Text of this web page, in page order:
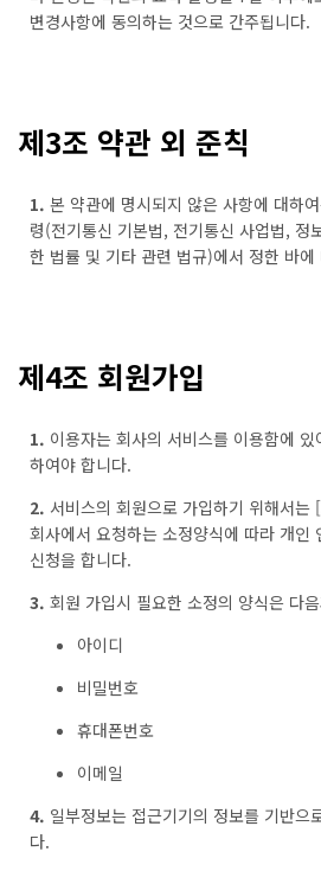
변경사항에 동의하는 것으로 간주됩니다.
제3조 약관 외 준칙
1. 본 약관에 명시되지 않은 사항에 대하
령(전기통신 기본법, 전기통신 사업법, 정
한 법률 및 기타 관련 법규)에서 정한 바에
제4조 회원가입
1. 이용자는 회사의 서비스를 이용함에
하여야 합니다.
2. 서비스의 회원으로 가입하기 위해서는
회사에서 요청하는 소정양식에 따라 개인
신청을 합니다.
3. 회원 가입시 필요한 소정의 양식은 다
아이디
비밀번호
휴대폰번호
이메일
4. 일부정보는 접근기기의 정보를 기반으
다.